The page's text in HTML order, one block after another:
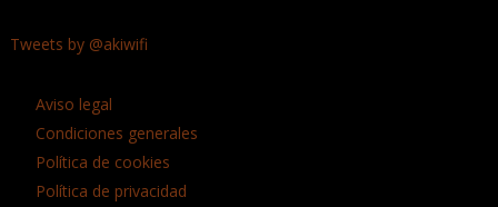
Tweets by @akiwifi
Aviso legal
Condiciones generales
Política de cookies
Política de privacidad